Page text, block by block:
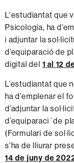
L'estudiantat que
Psicologia, ha
i adjuntar la
d’equiparació de
digital del 1 al 12
L’estudiantat que
ha d’emplenar el
d’adjuntar la
d’equiparaci´de
(Formulari de
s'ha de lliurar
14 de juny de